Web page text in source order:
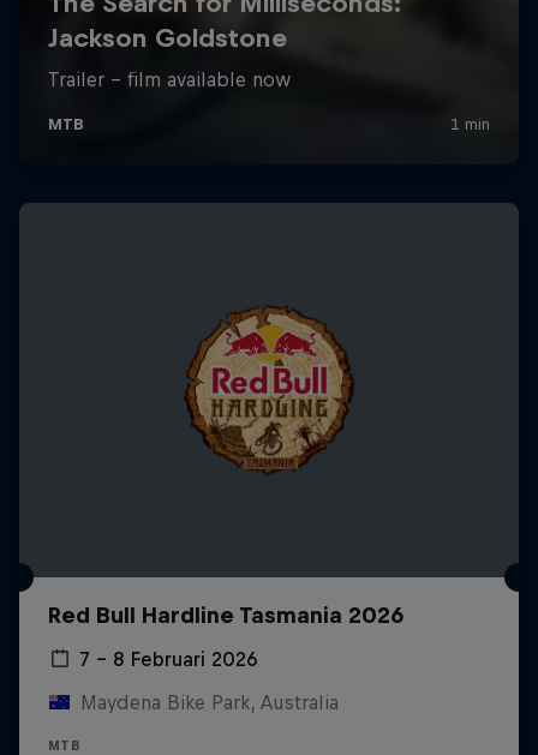
Red Bull Hardline Tasmania 2026
7 – 8 Februari 2026
Maydena Bike Park, Australia
MTB